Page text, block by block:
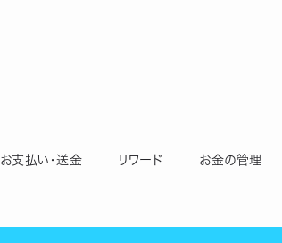
お支払い・送金 リワード お金の管理